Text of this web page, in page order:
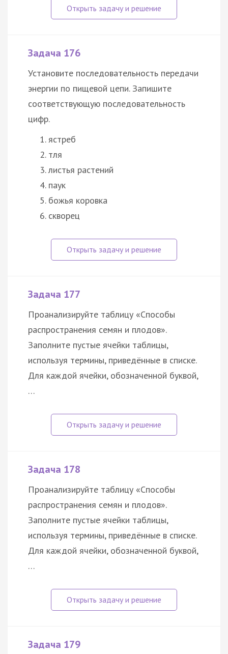
Задача 176
Установите последовательность передачи
энергии по пищевой цепи. Запишите
соответствующую последовательность
цифр.
ястреб
тля
листья растений
паук
божья коровка
скворец
Задача 177
Проанализируйте таблицу «Способы
распространения семян и плодов».
Заполните пустые ячейки таблицы,
используя термины, приведённые в списке.
Для каждой ячейки, обозначенной буквой,
…
Задача 178
Проанализируйте таблицу «Способы
распространения семян и плодов».
Заполните пустые ячейки таблицы,
используя термины, приведённые в списке.
Для каждой ячейки, обозначенной буквой,
…
Задача 179